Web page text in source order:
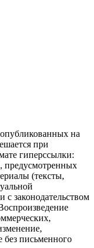
на
при
гиперссылки:
предусмотренных
(тексты,
с законодательством
письменного